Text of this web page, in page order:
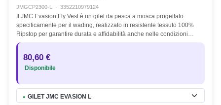
JMGCP2300-L · 3352210979124
Il JMC Evasion Fly Vest è un gilet da pesca a mosca progettato
specificamente per il wading, realizzato in resistente tessuto 100%
Ripstop per garantire durata e affidabilità anche nelle condizioni…
80,60 €
Disponibile
● GILET JMC EVASION L